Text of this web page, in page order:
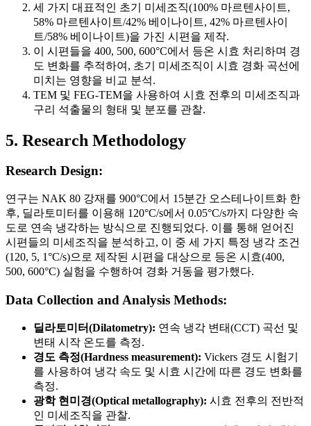
세 가지 대표적인 초기 미세조직(100% 마르텐사이트,
58% 마르텐사이트/42% 베이나이트, 42% 마르텐사이
트/58% 베이나이트)을 가진 시편을 제작.
이 시편들을 400, 500, 600°C에서 등온 시효 처리하며 경
도 변화를 추적하여, 초기 미세조직이 시효 경화 곡선에
미치는 영향을 비교 분석.
TEM 및 FEG-TEM을 사용하여 시효 전후의 미세조직과
구리 석출물의 형태 및 분포를 관찰.
5. Research Methodology
Research Design:
연구는 NAK 80 강재를 900°C에서 15분간 오스테나이트화 한
후, 딜라토미터를 이용해 120°C/s에서 0.05°C/s까지 다양한 속
도로 연속 냉각하는 방식으로 진행되었다. 이를 통해 얻어진
시편들의 미세조직을 분석하고, 이 중 세 가지 특정 냉각 조건
(120, 5, 1°C/s)으로 제작된 시편을 대상으로 등온 시효(400,
500, 600°C) 실험을 수행하여 경화 거동을 평가했다.
Data Collection and Analysis Methods:
딜라토미터(Dilatometry): 연속 냉각 변태(CCT) 곡선 및
변태 시작 온도를 측정.
경도 측정(Hardness measurement): Vickers 경도 시험기
를 사용하여 냉각 속도 및 시효 시간에 따른 경도 변화를
측정.
광학 현미경(Optical metallography): 시효 전후의 전반적
인 미세조직을 관찰.